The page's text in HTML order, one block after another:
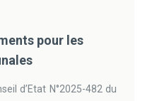
pour les
d’Etat N°2025-482 du